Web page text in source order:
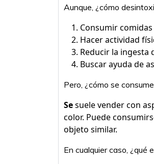
Aunque, ¿cómo
Consumir
Hacer actividad
Reducir la ingesta
Buscar ayuda de
Pero, ¿cómo se
Sesuele vender con
color. Puede
objeto similar.
En cualquier caso, ¿qué